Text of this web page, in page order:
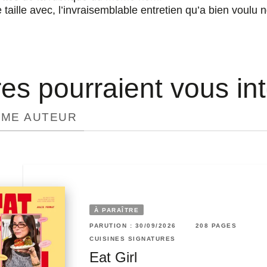
avec, l’invraisemblable entretien qu’a bien
pourraient vous
AUTEUR
PAGES : 04/03/2026
48 PAGES
SIGNATURES
petits cahiers Home
180°C - Pains
À PARAÎTRE
PARUTION : 30/09/2026
208 PAGES
CUISINES SIGNATURES
Eat Girl